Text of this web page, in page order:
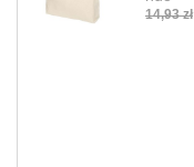
14,93 zł